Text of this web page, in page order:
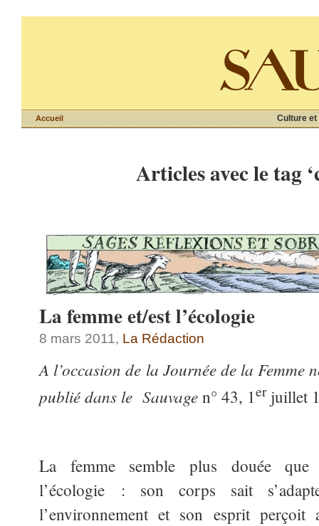
Culture et
Accueil
Articles avec le tag
La femme et/est l’écologie
8 mars 2011, La Rédaction
A l’occasion de la Journée de la Femme
publié dans le Sauvagen° 43, 1erjuillet
La femme semble plus douée que
l’écologie : son corps sait
l’environnement et son esprit perçoit